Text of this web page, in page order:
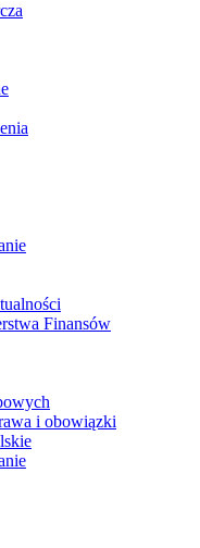
Finansów
i obowiązki